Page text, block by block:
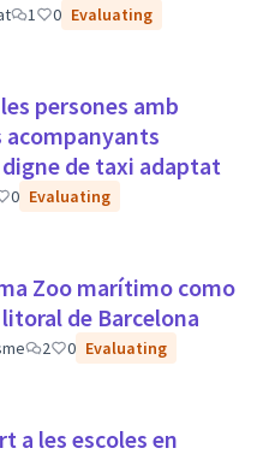
1 0 Evaluating
persones amb
acompanyants
de taxi adaptat
0 Evaluating
Zoo marítimo como
de Barcelona
2 0 Evaluating
a les escoles en